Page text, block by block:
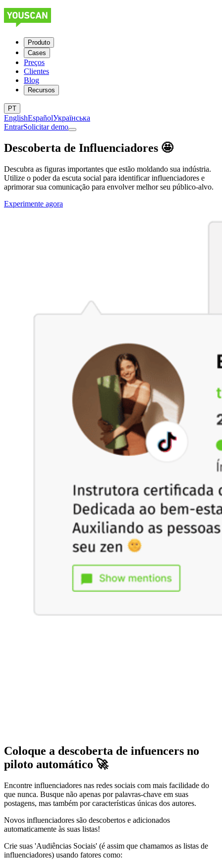
Produto
Cases
Preços
Clientes
Blog
Recursos
PT
EnglishEspañolУкраїнська
EntrarSolicitar demo
Descoberta de Influenciadores 🤩
Descubra as figuras importantes que estão moldando sua indústria.
Utilize o poder da escuta social para identificar influenciadores e
aprimorar sua comunicação para envolver melhor seu público-alvo.
Experimente agora
Coloque a descoberta de infuencers no
piloto automático 🚀
Encontre influenciadores nas redes sociais com mais facilidade do
que nunca. Busque não apenas por palavras-chave em suas
postagens, mas também por características únicas dos autores.
Novos influenciadores são descobertos e adicionados
automaticamente às suas listas!
Crie suas 'Audiências Sociais' (é assim que chamamos as listas de
influenciadores) usando fatores como: